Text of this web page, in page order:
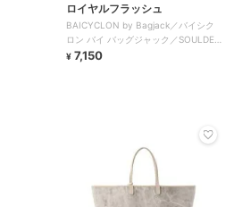
ロイヤルフラッシュ
BAICYCLON by Bagjack／バイシク
ロン バイ バッグジャック／SOULDER
BAG
¥ 7,150